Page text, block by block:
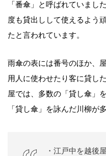
「番傘」と呼ばれていまし
度も貸出しして使えるよう
たと言われています。
雨傘の表には番号のほか、
用人に使わせたり客に貸し
屋では、多数の「貸し傘」
「貸し傘」を詠んだ川柳が
・江戸中を越後